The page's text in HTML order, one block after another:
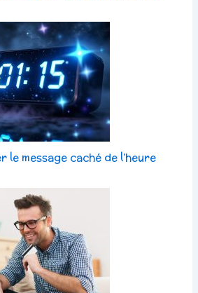
le message caché de l’heure